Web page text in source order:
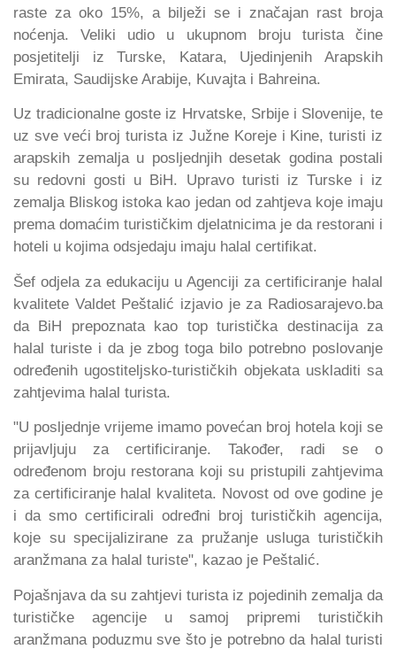
raste za oko 15%, a bilježi se i značajan rast broja
noćenja. Veliki udio u ukupnom broju turista čine
posjetitelji iz Turske, Katara, Ujedinjenih Arapskih
Emirata, Saudijske Arabije, Kuvajta i Bahreina.
Uz tradicionalne goste iz Hrvatske, Srbije i Slovenije, te
uz sve veći broj turista iz Južne Koreje i Kine, turisti iz
arapskih zemalja u posljednjih desetak godina postali
su redovni gosti u BiH. Upravo turisti iz Turske i iz
zemalja Bliskog istoka kao jedan od zahtjeva koje imaju
prema domaćim turističkim djelatnicima je da restorani i
hoteli u kojima odsjedaju imaju halal certifikat.
Šef odjela za edukaciju u Agenciji za certificiranje halal
kvalitete Valdet Peštalić izjavio je za Radiosarajevo.ba
da BiH prepoznata kao top turistička destinacija za
halal turiste i da je zbog toga bilo potrebno poslovanje
određenih ugostiteljsko-turističkih objekata uskladiti sa
zahtjevima halal turista.
"U posljednje vrijeme imamo povećan broj hotela koji se
prijavljuju za certificiranje. Također, radi se o
određenom broju restorana koji su pristupili zahtjevima
za certificiranje halal kvaliteta. Novost od ove godine je
i da smo certificirali određni broj turističkih agencija,
koje su specijalizirane za pružanje usluga turističkih
aranžmana za halal turiste", kazao je Peštalić.
Pojašnjava da su zahtjevi turista iz pojedinih zemalja da
turističke agencije u samoj pripremi turističkih
aranžmana poduzmu sve što je potrebno da halal turisti